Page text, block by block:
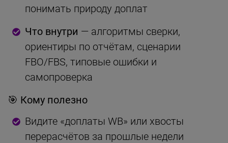
понимать природу доплат
Что внутри — алгоритмы сверки,
ориентиры по отчётам, сценарии
FBO/FBS, типовые ошибки и
самопроверка
🎯 Кому полезно
Видите «доплаты WB» или хвосты
перерасчётов за прошлые недели